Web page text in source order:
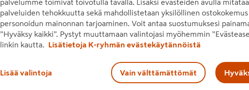
Seuraava
laikan halkaisija 125 mm.
tärinävaimennettu
järeä 1900 W:n
alapuolinen turvakytkin
takapotkusuoja
palvelumme toimivat toivotulla tavalla. Lisäksi evästeiden avulla
palveluiden tehokkuutta sekä mahdollistetaan yksilöllinen ostokokemus
personoidun mainonnan tarjoaminen. Voit antaa suostumuksesi
”Hyväksy kaikki”. Pystyt muuttamaan valintojasi myöhemmin
linkin kautta.
Lisätietoja K-ryhmän evästekäytännöistä
Lisää valintoja Vain välttämättömät